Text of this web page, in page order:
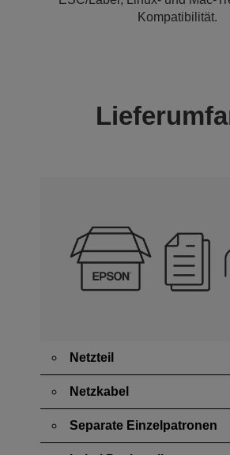
Kompatibilität.
Netzteil
Netzkabel
Separate Einzelpatronen